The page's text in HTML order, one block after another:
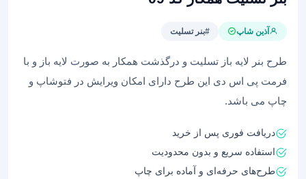
آذین شاپ #بنر تسلیت
طرح بنر لایه باز تسلیت و درگذشت همکار به صورت لایه باز و با
فرمت پی اس دی این طرح دارای امکان ویرایش در فتوشاپ و
چاپ می باشد.
دریافت فوری پس از خرید
استفاده سریع و بدون محدودیت
طرح‌های حرفه‌ای و آماده برای چاپ